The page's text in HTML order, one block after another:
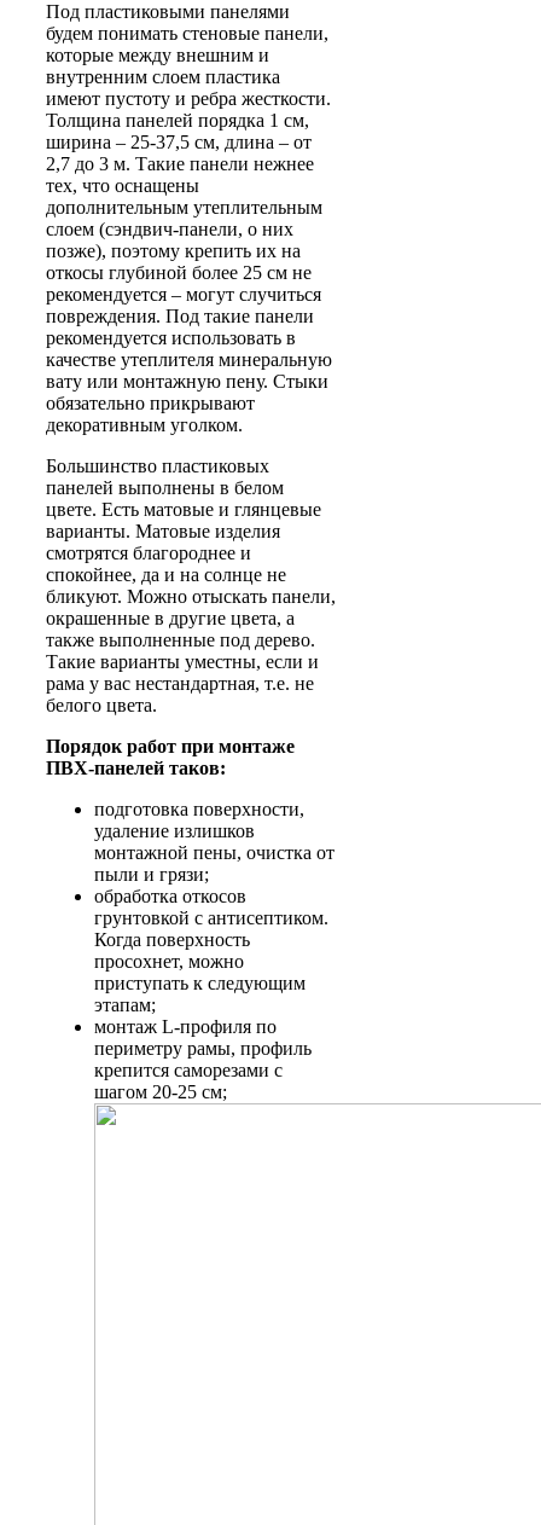
Под пластиковыми панелями
будем понимать стеновые панели,
которые между внешним и
внутренним слоем пластика
имеют пустоту и ребра жесткости.
Толщина панелей порядка 1 см,
ширина – 25-37,5 см, длина – от
2,7 до 3 м. Такие панели нежнее
тех, что оснащены
дополнительным утеплительным
слоем (сэндвич-панели, о них
позже), поэтому крепить их на
откосы глубиной более 25 см не
рекомендуется – могут случиться
повреждения. Под такие панели
рекомендуется использовать в
качестве утеплителя минеральную
вату или монтажную пену. Стыки
обязательно прикрывают
декоративным уголком.
Большинство пластиковых
панелей выполнены в белом
цвете. Есть матовые и глянцевые
варианты. Матовые изделия
смотрятся благороднее и
спокойнее, да и на солнце не
бликуют. Можно отыскать панели,
окрашенные в другие цвета, а
также выполненные под дерево.
Такие варианты уместны, если и
рама у вас нестандартная, т.е. не
белого цвета.
Порядок работ при монтаже
ПВХ-панелей таков:
подготовка поверхности,
удаление излишков
монтажной пены, очистка от
пыли и грязи;
обработка откосов
грунтовкой с антисептиком.
Когда поверхность
просохнет, можно
приступать к следующим
этапам;
монтаж L-профиля по
периметру рамы, профиль
крепится саморезами с
шагом 20-25 см;